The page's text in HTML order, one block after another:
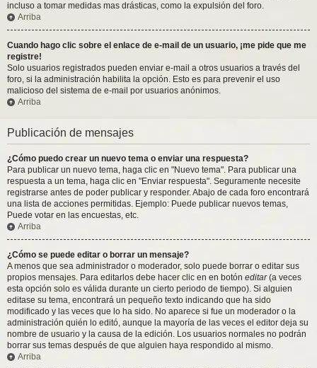
incluso a tomar medidas mas drásticas, como la expulsión del foro.
Arriba
Cuando hago clic sobre el enlace de e-mail de un usuario, ¡me pide que me
registre!
Solo usuarios registrados pueden enviar e-mail a otros usuarios a través del
foro, si la administración habilita la opción. Esto es para prevenir el uso
malicioso del sistema de e-mail por usuarios anónimos.
Arriba
Publicación de mensajes
¿Cómo puedo crear un nuevo tema o enviar una respuesta?
Para publicar un nuevo tema, haga clic en "Nuevo tema". Para publicar una
respuesta a un tema, haga clic en "Enviar respuesta". Seguramente necesite
registrarse antes de poder publicar y responder. Abajo de cada foro encontrará
una lista de acciones permitidas. Ejemplo: Puede publicar nuevos temas,
Puede votar en las encuestas, etc.
Arriba
¿Cómo se puede editar o borrar un mensaje?
A menos que sea administrador o moderador, solo puede borrar o editar sus
propios mensajes. Para editarlos debe hacer clic en en botón editar(a veces
esta opción solo es válida durante un cierto periodo de tiempo). Si alguien
editase su tema, encontrará un pequeño texto indicando que ha sido
modificado y las veces que lo ha sido. No aparece si fue un moderador o la
administración quién lo editó, aunque la mayoría de las veces el editor deja su
nombre de usuario y la causa de la edición. Los usuarios normales no podrán
borrar sus temas después de que alguien haya respondido al mismo.
Arriba